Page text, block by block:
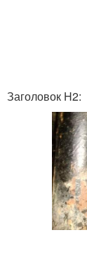
Заголовок H2: